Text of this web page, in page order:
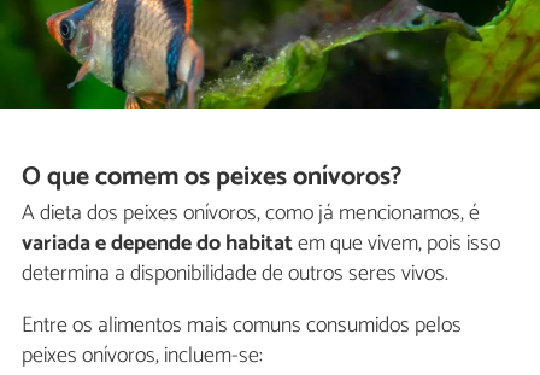
O que comem os peixes onívoros?
A dieta dos peixes onívoros, como já mencionamos, é
variada e depende do habitatem que vivem, pois isso
determina a disponibilidade de outros seres vivos.
Entre os alimentos mais comuns consumidos pelos
peixes onívoros, incluem-se: